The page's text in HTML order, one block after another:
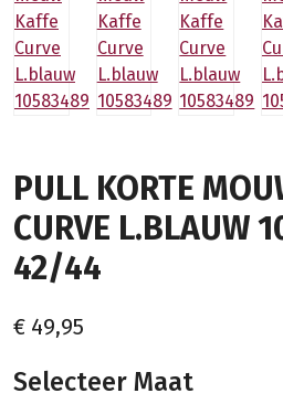
PULL KORTE
CURVE L.BLAUW
42/44
€ 49,95
Selecteer Maat